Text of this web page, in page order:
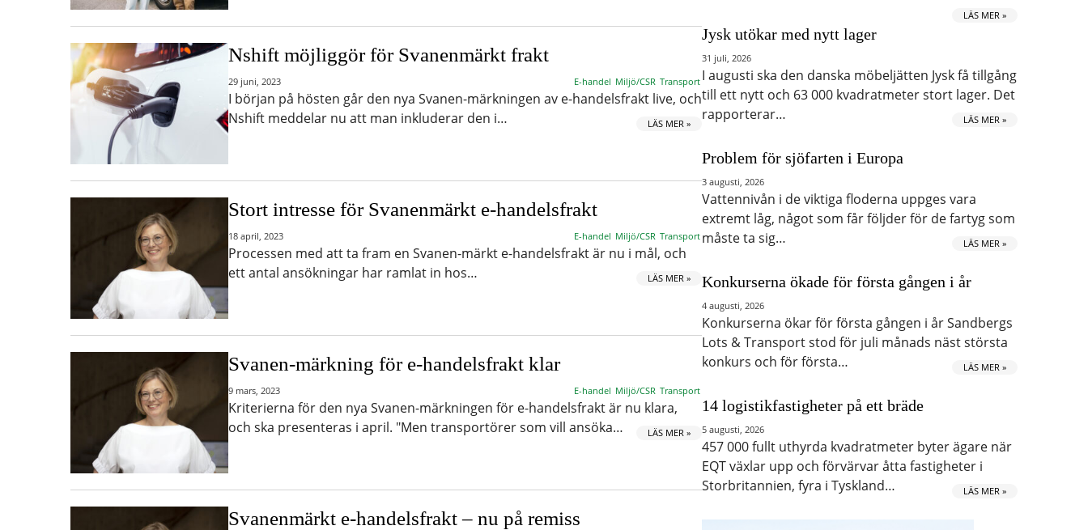
Nshift möjliggör för Svanenmärkt frakt
29 juni, 2023 E-handel Miljö/CSR Transport
I början på hösten går den nya Svanen-märkningen av e-handelsfrakt live, och
Nshift meddelar nu att man inkluderar den i…
LÄS MER »
Stort intresse för Svanenmärkt e-handelsfrakt
18 april, 2023 E-handel Miljö/CSR Transport
Processen med att ta fram en Svanen-märkt e-handelsfrakt är nu i mål, och
ett antal ansökningar har ramlat in hos…
LÄS MER »
Svanen-märkning för e-handelsfrakt klar
9 mars, 2023 E-handel Miljö/CSR Transport
Kriterierna för den nya Svanen-märkningen för e-handelsfrakt är nu klara,
och ska presenteras i april. "Men transportörer som vill ansöka…
LÄS MER »
Svanenmärkt e-handelsfrakt – nu på remiss
LÄS MER »
Jysk utökar med nytt lager
31 juli, 2026
I augusti ska den danska möbeljätten Jysk få tillgång
till ett nytt och 63 000 kvadratmeter stort lager. Det
rapporterar…
LÄS MER »
Problem för sjöfarten i Europa
3 augusti, 2026
Vattennivån i de viktiga floderna uppges vara
extremt låg, något som får följder för de fartyg som
måste ta sig…
LÄS MER »
Konkurserna ökade för första gången i år
4 augusti, 2026
Konkurserna ökar för första gången i år Sandbergs
Lots & Transport stod för juli månads näst största
konkurs och för första…
LÄS MER »
14 logistikfastigheter på ett bräde
5 augusti, 2026
457 000 fullt uthyrda kvadratmeter byter ägare när
EQT växlar upp och förvärvar åtta fastigheter i
Storbritannien, fyra i Tyskland…
LÄS MER »